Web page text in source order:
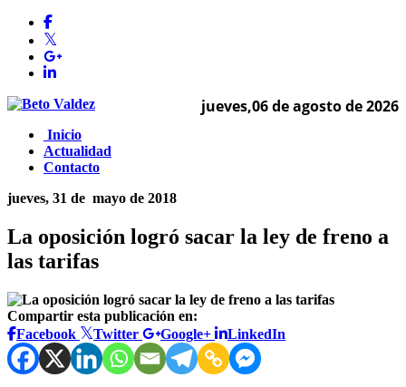
jueves,06 de agosto de 2026
Inicio
Actualidad
Contacto
jueves, 31 de mayo de 2018
La oposición logró sacar la ley de freno a
las tarifas
Compartir esta publicación en:
Facebook
Twitter Google+ LinkedIn